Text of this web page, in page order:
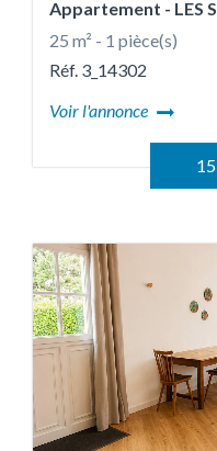
Appartement - LES
25 m² - 1 pièce(s)
Réf. 3_14302
Voir l'annonce